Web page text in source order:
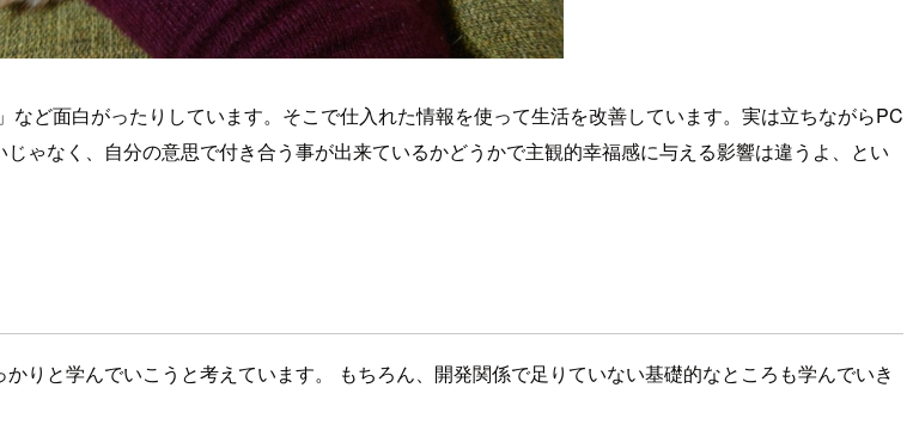
ど面白がったりしています。そこで仕入れた情報を使って生活を改善しています。実は立ちながらPC
ゃなく、自分の意思で付き合う事が出来ているかどうかで主観的幸福感に与える影響は違うよ、とい
りと学んでいこうと考えています。 もちろん、開発関係で足りていない基礎的なところも学んでいき